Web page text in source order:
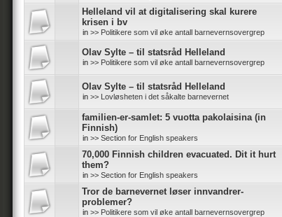
Helleland vil at digitalisering skal kurere
krisen i bv
in >> Politikere som vil øke antall barnevernsovergrep
Olav Sylte – til statsråd Helleland
in >> Politikere som vil øke antall barnevernsovergrep
Olav Sylte – til statsråd Helleland
in >> Lovløsheten i det såkalte barnevernet
familien-er-samlet: 5 vuotta pakolaisina (in
Finnish)
in >> Section for English speakers
70,000 Finnish children evacuated. Dit it hurt
them?
in >> Section for English speakers
Tror de barnevernet løser innvandrer-
problemer?
in >> Politikere som vil øke antall barnevernsovergrep